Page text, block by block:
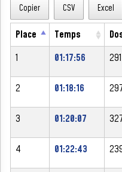
Copier CSV Excel
Place Temps
1
01:17:56 291
2 01:18:16
3 01:20:07
4 01:22:43